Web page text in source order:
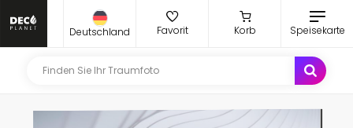
Deutschland Favorit Korb Speisekarte